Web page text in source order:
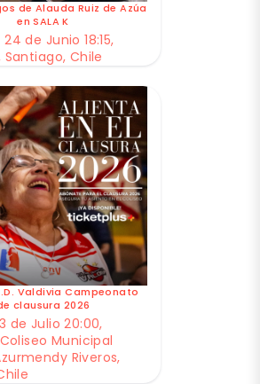
de Alauda Ruiz de Azúa
en SALA K
de Junio 18:15,
Santiago, Chile
Valdivia Campeonato
clausura 2026
de Julio 20:00,
Municipal
Riveros,